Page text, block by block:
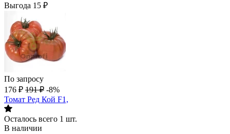
Выгода 15 ₽
По запросу
176 ₽ 191 ₽ -8%
Томат Ред Кой F1,
Осталось всего 1 шт.
В наличии